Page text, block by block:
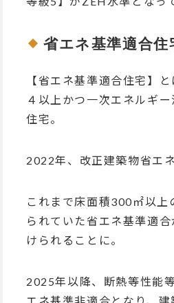
省エネ基準適合住
【省エネ基準適合住宅】
４以上かつ一次エネルギ
住宅。
2022年、改正建築物省エ
これまで床面積300㎡以上
られていた省エネ基準適
けられることに。
2025年以降、断熱等性能